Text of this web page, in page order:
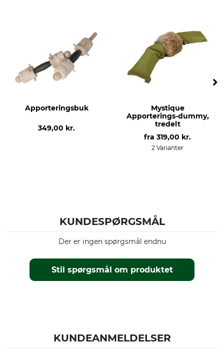
Apporteringsbuk
349,00 kr.
Mystique
Apporterings-dummy,
tredelt
fra 319,00 kr.
2 Varianter
KUNDESPØRGSMÅL
Stil spørgsmål om produktet
Der er ingen spørgsmål endnu
KUNDEANMELDELSER